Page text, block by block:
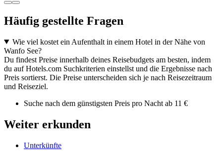
Häufig gestellte Fragen
Wie viel kostet ein Aufenthalt in einem Hotel in der Nähe von
Wanfo See?
Du findest Preise innerhalb deines Reisebudgets am besten, indem
du auf Hotels.com Suchkriterien einstellst und die Ergebnisse nach
Preis sortierst. Die Preise unterscheiden sich je nach Reisezeitraum
und Reiseziel.
Suche nach dem günstigsten Preis pro Nacht ab 11 €
Weiter erkunden
Unterkünfte